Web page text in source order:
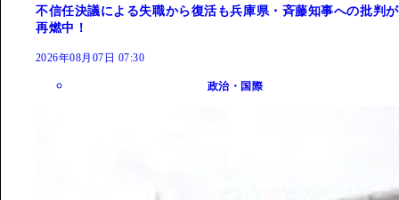
不信任決議による失職から復活も兵庫県・斉藤知事への批判が
再燃中！
2026年08月07日 07:30
政治・国際